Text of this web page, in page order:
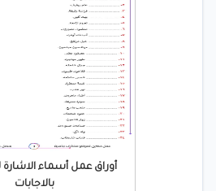
بالاجابات